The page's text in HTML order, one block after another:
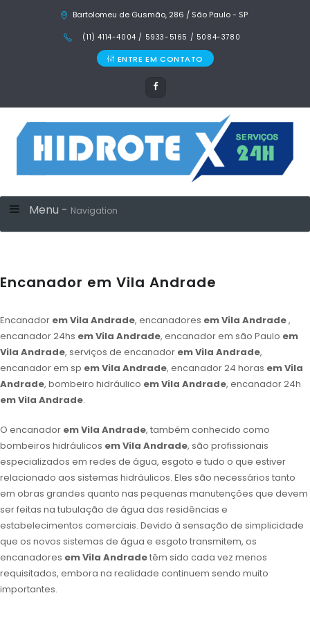
Bartolomeu de Gusmão, 286 / São Paulo - SP
(11) 4114-4004 / 5933-5165 / 5084-3780
ENTRE EM CONTATO
Menu - Navigation
Encanador em Vila Andrade
Encanador em Vila Andrade, encanadores em Vila Andrade,
encanador 24hs em Vila Andrade, encanador em são Paulo em
Vila Andrade, serviços de encanador em Vila Andrade,
encanador em sp em Vila Andrade, encanador 24 horas em Vila
Andrade, bombeiro hidráulico em Vila Andrade, encanador 24h
em Vila Andrade.
O encanador em Vila Andrade, também conhecido como
bombeiros hidráulicos em Vila Andrade, são profissionais
especializados em redes de água, esgoto e tudo o que estiver
relacionado aos sistemas hidráulicos. Eles são necessários tanto
em obras grandes quanto nas pequenas manutenções que devem
ser feitas na tubulação de água das residências e
estabelecimentos comerciais. Devido à sensação de simplicidade
que os novos sistemas de água e esgoto transmitem, os
encanadores em Vila Andradetêm sido cada vez menos
requisitados, embora na realidade continuem sendo muito
importantes.